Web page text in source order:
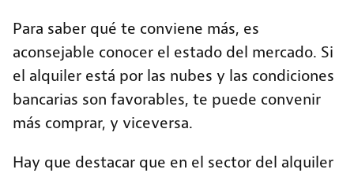
Para saber qué te conviene más, es
aconsejable conocer el estado del mercado. Si
el alquiler está por las nubes y las condiciones
bancarias son favorables, te puede convenir
más comprar, y viceversa.
Hay que destacar que en el sector del alquiler